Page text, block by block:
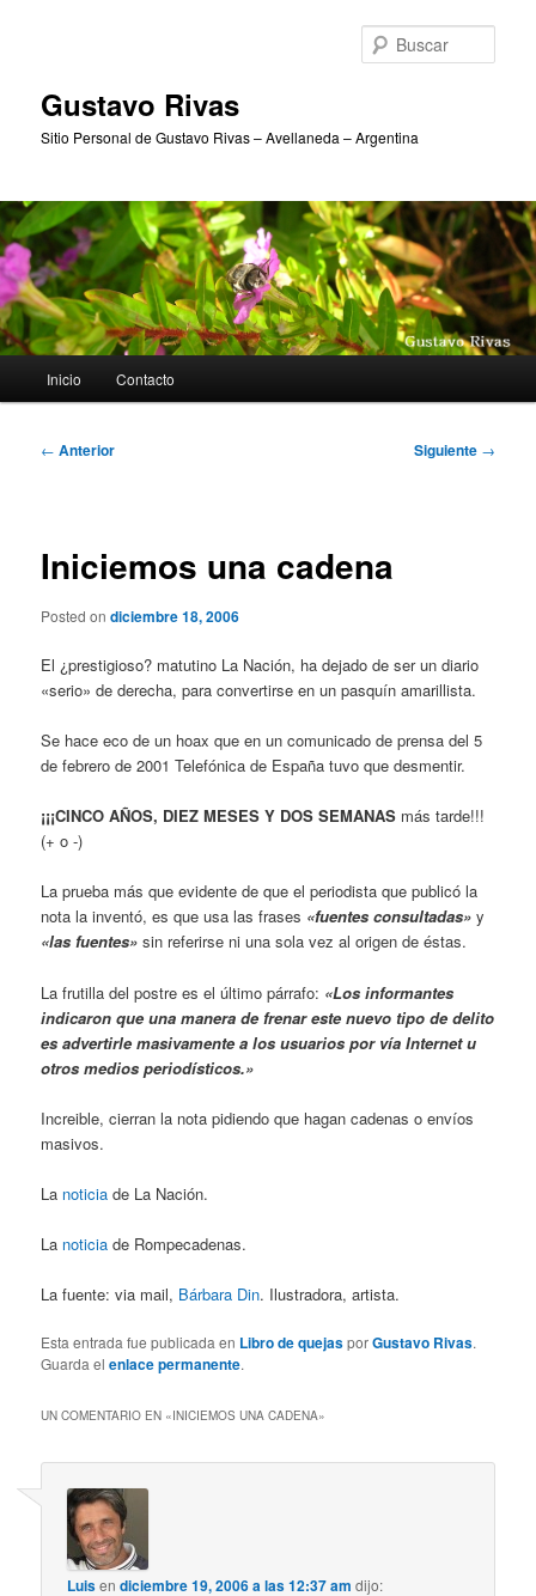
Gustavo Rivas
Sitio Personal de Gustavo Rivas – Avellaneda – Argentina
principal
Inicio Contacto
Navegación
← Anterior Siguiente →
Iniciemos una cadena
Posted ondiciembre 18, 2006
El ¿prestigioso? matutino La Nación, ha dejado de ser un diario
«serio» de derecha, para convertirse en un pasquín amarillista.
Se hace eco de un hoax que en un comunicado de prensa del 5
de febrero de 2001 Telefónica de España tuvo que desmentir.
¡¡¡CINCO AÑOS, DIEZ MESES Y DOS SEMANAS más tarde!!!
(+ o -)
La prueba más que evidente de que el periodista que publicó la
nota la inventó, es que usa las frases «fuentes consultadas» y
«las fuentes» sin referirse ni una sola vez al origen de éstas.
La frutilla del postre es el último párrafo: «Los informantes
indicaron que una manera de frenar este nuevo tipo de delito
es advertirle masivamente a los usuarios por vía Internet u
otros medios periodísticos.»
Increible, cierran la nota pidiendo que hagan cadenas o envíos
masivos.
La noticia de La Nación.
La noticia de Rompecadenas.
La fuente: via mail, Bárbara Din. Ilustradora, artista.
Esta entrada fue publicada en Libro de quejasporGustavo Rivas.
Guarda elenlace permanente.
UN COMENTARIO EN «INICIEMOS UNA CADENA»
Luisendiciembre 19, 2006 a las 12:37 am dijo: